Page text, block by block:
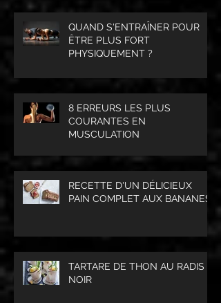
QUAND S'ENTRAÎNER POUR
ÊTRE PLUS FORT
PHYSIQUEMENT ?
8 ERREURS LES PLUS
COURANTES EN
MUSCULATION
RECETTE D'UN DÉLICIEUX
PAIN COMPLET AUX BANANES
TARTARE DE THON AU RADIS
NOIR